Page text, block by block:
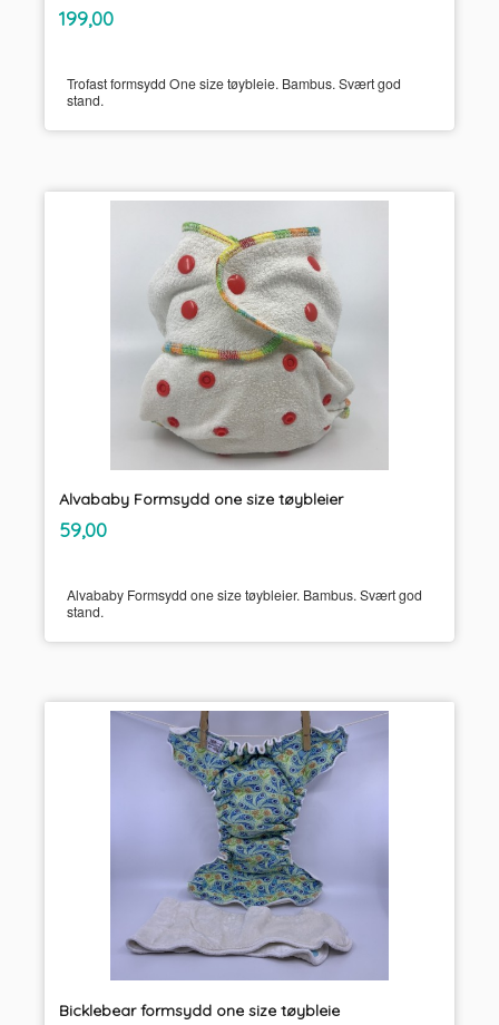
Pris
199,00mva.
Trofast formsydd One size tøybleie. Bambus. Svært god
stand.
Alvababy Formsydd one size tøybleier
Pris
59,00mva.
Alvababy Formsydd one size tøybleier. Bambus. Svært god
stand.
Bicklebear formsydd one size tøybleie